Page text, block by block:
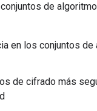
de
en los conjuntos
de cifrado más